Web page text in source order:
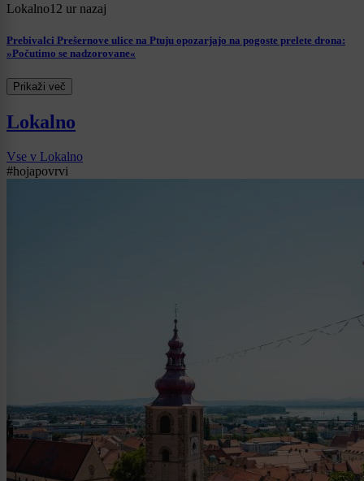
Lokalno12 ur nazaj
Prebivalci Prešernove ulice na Ptuju opozarjajo na pogoste prelete drona:
»Počutimo se nadzorovane«
Prikaži več
Lokalno
Vse v Lokalno
#hojapovrvi